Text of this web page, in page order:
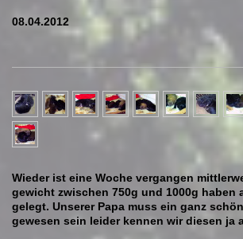
08.04.2012
Wieder ist eine Woche vergangen
gewicht zwischen 750g und 1000g haben
gelegt. Unserer Papa muss ein ganz
gewesen sein leider kennen wir diesen ja